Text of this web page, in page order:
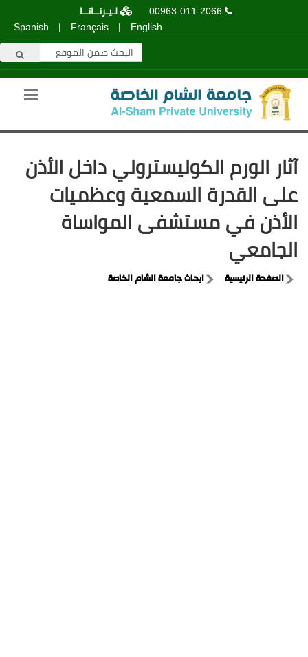
00963-011-2066
لـيـرنــاتــا
English
|
Français
|
Spanish
آثار الورم الكوليسترولي داخل الأذن
على القدرة السمعية وعظميات
الأذن في مستشفى المواساة
الجامعي
الصفحة الرئيسية ابحاث جامعة الشام الخاصة